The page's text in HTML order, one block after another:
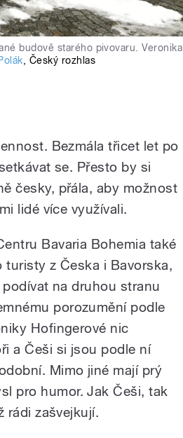
budově starého pivovaru. Veronika
, Český rozhlas
Bezmála třicet let po
se. Přesto by si
česky, přála, aby možnost
lidé více využívali.
Bavaria Bohemia také
turisty z Česka i Bavorska,
na druhou stranu
porozumění podle
Hofingerové nic
a Češi si jsou podle ní
Mimo jiné mají prý
pro humor. Jak Češi, tak
rádi zašvejkují.